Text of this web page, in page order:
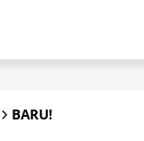
BARU!